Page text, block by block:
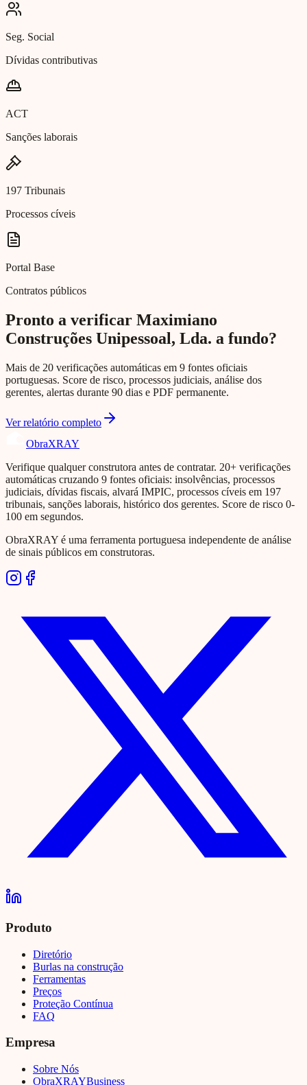
Seg. Social
Dívidas contributivas
ACT
Sanções laborais
197 Tribunais
Processos cíveis
Portal Base
Contratos públicos
Pronto a verificar Maximiano
Construções Unipessoal, Lda. a fundo?
Mais de 20 verificações automáticas em 9 fontes oficiais
portuguesas. Score de risco, processos judiciais, análise dos
gerentes, alertas durante 90 dias e PDF permanente.
Ver relatório completo
ObraXRAY
Verifique qualquer construtora antes de contratar. 20+ verificações
automáticas cruzando 9 fontes oficiais: insolvências, processos
judiciais, dívidas fiscais, alvará IMPIC, processos cíveis em 197
tribunais, sanções laborais, histórico dos gerentes. Score de risco 0-
100 em segundos.
ObraXRAY é uma ferramenta portuguesa independente de análise
de sinais públicos em construtoras.
Produto
Diretório
Burlas na construção
Ferramentas
Preços
Proteção Contínua
FAQ
Empresa
Sobre Nós
ObraXRAYBusiness